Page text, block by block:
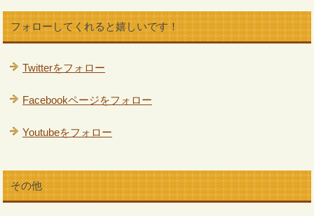
フォローしてくれると嬉しいです！
Twitterをフォロー
Facebookページをフォロー
Youtubeをフォロー
その他